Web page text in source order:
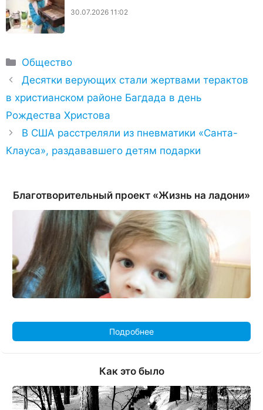
30.07.2026 11:02
Рубрики
Общество
Десятки верующих стали жертвами терактов
в христианском районе Багдада в день
Рождества Христова
В США расстреляли из пневматики «Санта-
Клауса», раздававшего детям подарки
Благотворительный проект «Жизнь на ладони»
Подробнее
Как это было